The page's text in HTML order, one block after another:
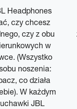
Headphones
czy chcesz
czy z obu
w
(Wszystko
noszenia:
co działa
W każdym
JBL